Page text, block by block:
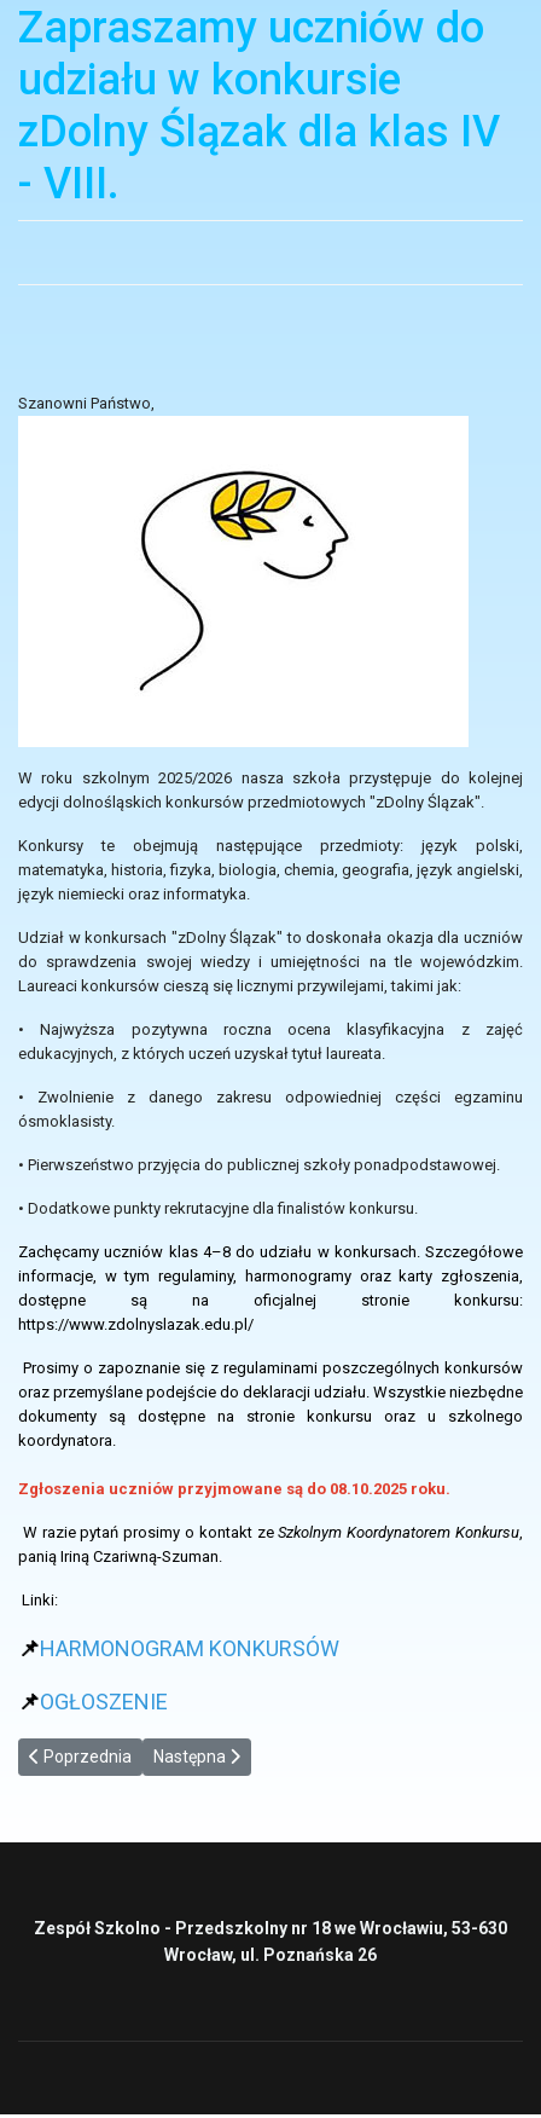
Zapraszamy uczniów do
udziału w konkursie
zDolny Ślązak dla klas IV
- VIII.
Szanowni Państwo,
W roku szkolnym 2025/2026 nasza szkoła przystępuje do kolejnej
edycji dolnośląskich konkursów przedmiotowych "zDolny Ślązak".
Konkursy te obejmują następujące przedmioty: język polski,
matematyka, historia, fizyka, biologia, chemia, geografia, język angielski,
język niemiecki oraz informatyka.
Udział w konkursach "zDolny Ślązak" to doskonała okazja dla uczniów
do sprawdzenia swojej wiedzy i umiejętności na tle wojewódzkim.
Laureaci konkursów cieszą się licznymi przywilejami, takimi jak:
• Najwyższa pozytywna roczna ocena klasyfikacyjna z zajęć
edukacyjnych, z których uczeń uzyskał tytuł laureata.
• Zwolnienie z danego zakresu odpowiedniej części egzaminu
ósmoklasisty.
• Pierwszeństwo przyjęcia do publicznej szkoły ponadpodstawowej.
• Dodatkowe punkty rekrutacyjne dla finalistów konkursu.
Zachęcamy uczniów klas 4–8 do udziału w konkursach. Szczegółowe
informacje, w tym regulaminy, harmonogramy oraz karty zgłoszenia,
dostępne są na oficjalnej stronie konkursu:
https://www.zdolnyslazak.edu.pl/
Prosimy o zapoznanie się z regulaminami poszczególnych konkursów
oraz przemyślane podejście do deklaracji udziału. Wszystkie niezbędne
dokumenty są dostępne na stronie konkursu oraz u szkolnego
koordynatora.
Zgłoszenia uczniów przyjmowane są do 08.10.2025 roku.
W razie pytań prosimy o kontakt zeSzkolnym Koordynatorem Konkursu
panią Iriną Czariwną-Szuman.
Linki:
📌HARMONOGRAM KONKURSÓW
📌OGŁOSZENIE
Poprzednia strona: Rekrutacja do klas pierwszych 2026
Poprzednia Następna strona: Statut Szkoły
Następna
Zespół Szkolno - Przedszkolny nr 18 we Wrocławiu, 53-630
Wrocław, ul. Poznańska 26